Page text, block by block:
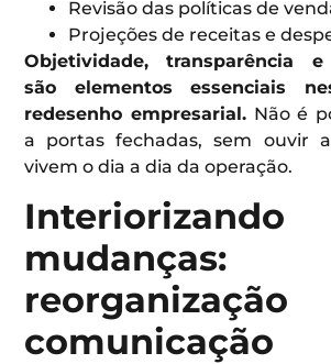
Revisão das políticas de
Projeções de receitas e
Objetividade, transparência
são elementos essenciais
redesenho empresarial. Não é
a portas fechadas, sem ouvir
vivem o dia a dia da operação.
Interiorizando
mudanças:
comunicação